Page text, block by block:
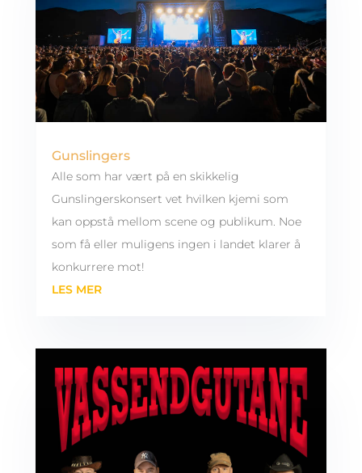
Gunslingers
Alle som har vært på en skikkelig
Gunslingerskonsert vet hvilken kjemi som
kan oppstå mellom scene og publikum. Noe
som få eller muligens ingen i landet klarer å
konkurrere mot!
LES MER